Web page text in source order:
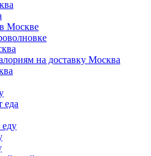
Москве
на доставку Москва
еда
еду